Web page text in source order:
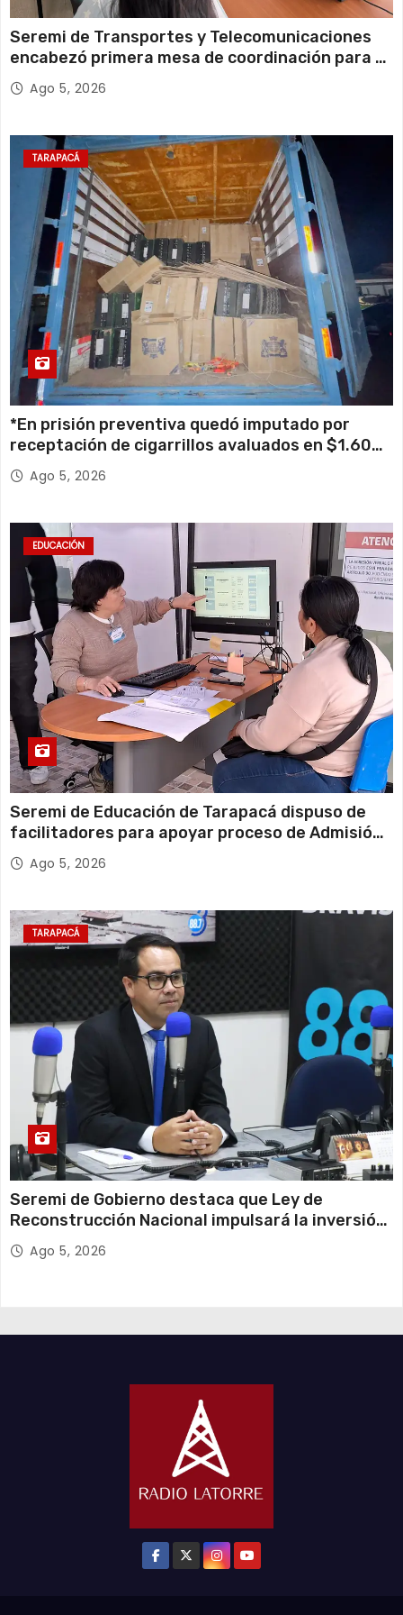
Seremi de Transportes y Telecomunicaciones
encabezó primera mesa de coordinación para el
retiro de cables en desuso en Iquique
Ago 5, 2026
TARAPACÁ
*En prisión preventiva quedó imputado por
receptación de cigarrillos avaluados en $1.600
millones*
Ago 5, 2026
EDUCACIÓN
Seremi de Educación de Tarapacá dispuso de
facilitadores para apoyar proceso de Admisión
Escolar 2027
Ago 5, 2026
TARAPACÁ
Seremi de Gobierno destaca que Ley de
Reconstrucción Nacional impulsará la inversión
y el empleo en Tarapacá
Ago 5, 2026